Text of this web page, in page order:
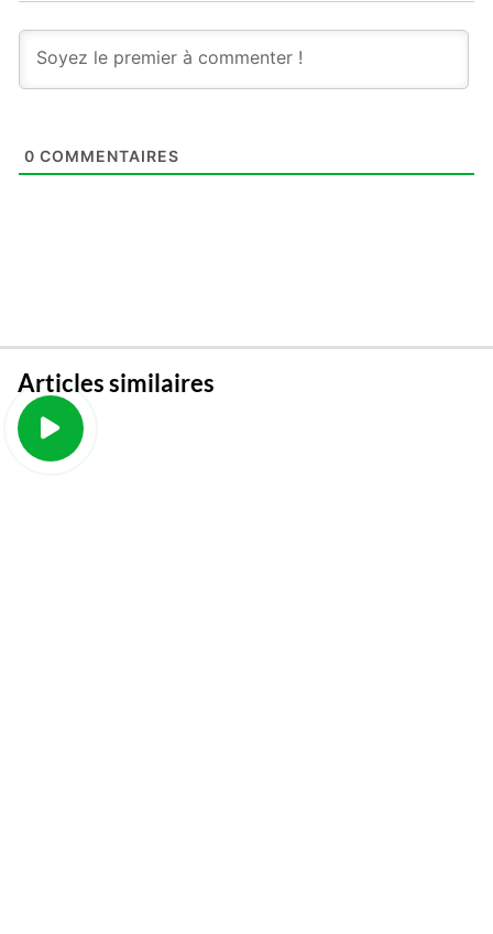
0 COMMENTAIRES
Articles similaires